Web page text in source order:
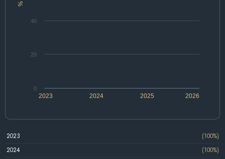
%
2024 2026
2023 2025
0
20
40
2023
(100%)
2024
(100%)